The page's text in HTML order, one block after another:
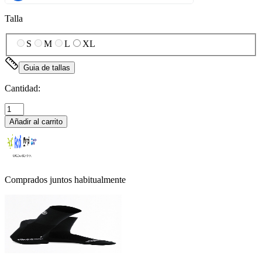
Talla
S M L XL
Guia de tallas
Cantidad:
Añadir al carrito
Comprados juntos habitualmente